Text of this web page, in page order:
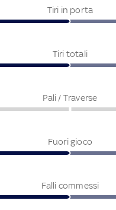
Tiri in porta
Tiri totali
Pali / Traverse
Fuori gioco
Falli commessi